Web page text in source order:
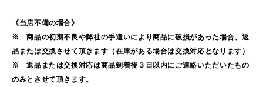
《当店不備の場合》
※ 商品の初期不良や弊社の手違いにより商品に破損があった場合、返
品または交換させて頂きます（在庫がある場合は交換対応となります）
※ 返品または交換対応は商品到着後３日以内にご連絡いただいたもの
のみとさせて頂きます。